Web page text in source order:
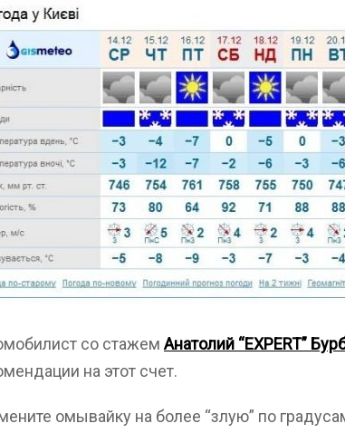
со стажем Анатолий “EXPERT”
на этот счет.
омывайку на более “злую” по